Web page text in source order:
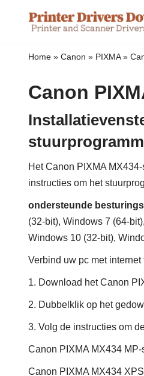
Meteen
Home » Canon » PIXMA»
Canon
Het Canon PIXMA
instructies om het
ondersteunde
(32-bit), Windows 7 (64-
Windows 10 (32-bit),
Verbind uw pc met
1. Download het Canon
2. Dubbelklik op het
3. Volg de instructies om
Canon PIXMA MX434
Canon PIXMA MX434